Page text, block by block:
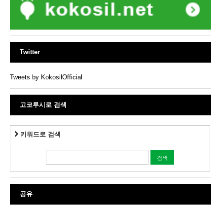
Twitter
Tweets by KokosilOfficial
고코루시로 검색
키워드로 검색
공유